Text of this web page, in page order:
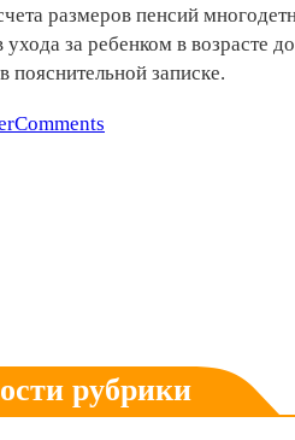
размеров пенсий
за ребенком в возрасте
пояснительной записке.
рубрики